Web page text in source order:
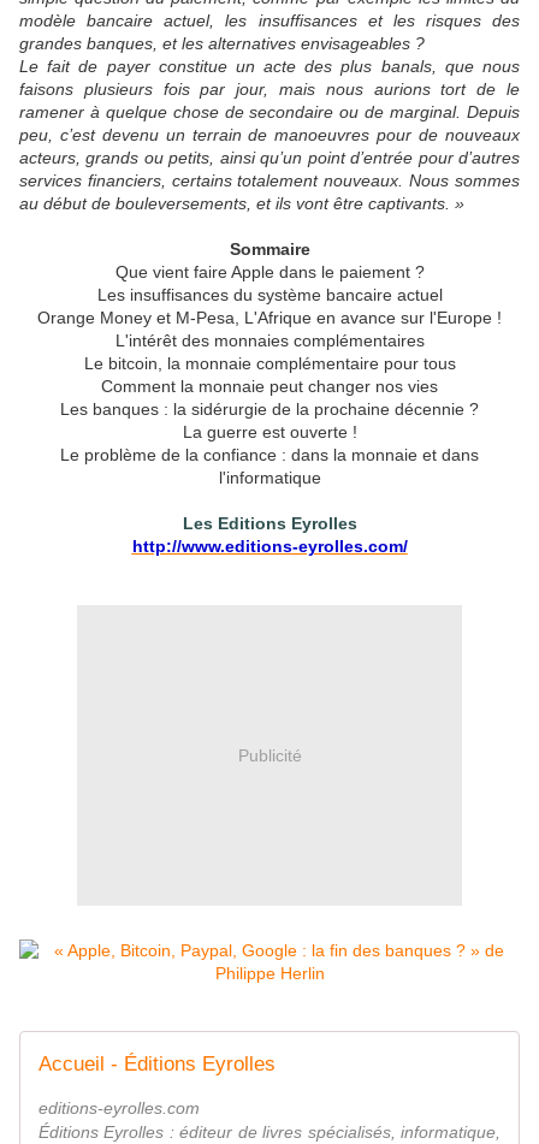
modèle bancaire actuel, les insuffisances et les risques des
grandes banques, et les alternatives envisageables ?
Le fait de payer constitue un acte des plus banals, que nous
faisons plusieurs fois par jour, mais nous aurions tort de le
ramener à quelque chose de secondaire ou de marginal. Depuis
peu, c’est devenu un terrain de manoeuvres pour de nouveaux
acteurs, grands ou petits, ainsi qu’un point d’entrée pour d’autres
services financiers, certains totalement nouveaux. Nous sommes
au début de bouleversements, et ils vont être captivants. »
Sommaire
Que vient faire Apple dans le paiement ?
Les insuffisances du système bancaire actuel
Orange Money et M-Pesa, L'Afrique en avance sur l'Europe !
L'intérêt des monnaies complémentaires
Le bitcoin, la monnaie complémentaire pour tous
Comment la monnaie peut changer nos vies
Les banques : la sidérurgie de la prochaine décennie ?
La guerre est ouverte !
Le problème de la confiance : dans la monnaie et dans
l'informatique
Les Editions Eyrolles
http://www.editions-eyrolles.com/
Publicité
Accueil - Éditions Eyrolles
editions-eyrolles.com
Éditions Eyrolles : éditeur de livres spécialisés, informatique,